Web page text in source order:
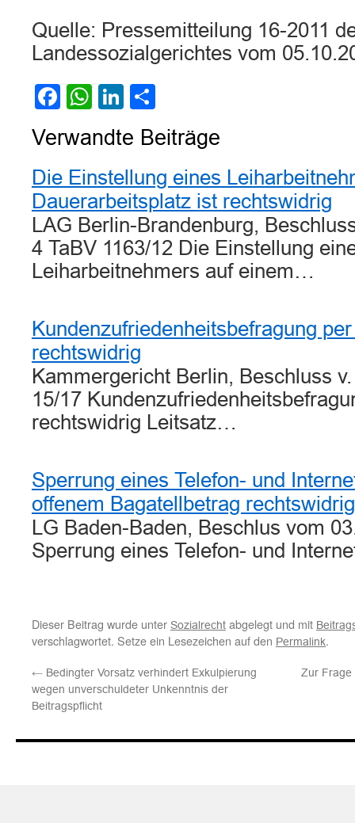
Quelle: Pressemitteilung 16-2011
Landessozialgerichtes vom
Facebook
WhatsApp
LinkedIn
Verwandte Beiträge
Die Einstellung eines
Dauerarbeitsplatz ist rechtswidrig
LAG Berlin-Brandenburg,
4 TaBV 1163/12 Die Einstellung
Leiharbeitnehmers auf einem…
Kundenzufriedenheitsbefragung
rechtswidrig
Kammergericht Berlin, Beschluss
15/17
rechtswidrig Leitsatz…
Sperrung eines Telefon- und
offenem Bagatellbetrag rechtswidrig
LG Baden-Baden, Beschlus vom
Sperrung eines Telefon- und
Dieser Beitrag wurde unter Sozialrecht abgelegt und mit
verschlagwortet. Setze ein Lesezeichen auf den Permalink.
← Bedingter Vorsatz verhindert Exkulpierung
wegen unverschuldeter Unkenntnis der
Beitragspflicht
Zur Frage